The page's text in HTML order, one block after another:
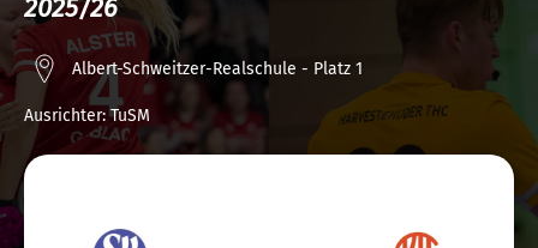
2025/26
Albert-Schweitzer-Realschule - Platz 1
Ausrichter:TuSM